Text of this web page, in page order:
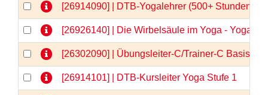
[26914090] | DTB-Yogalehrer (500+ Stunden)
[26926140] | Die Wirbelsäule im Yoga -
[26302090] | Übungsleiter-C/Trainer-C
[26914101] | DTB-Kursleiter Yoga Stufe 1